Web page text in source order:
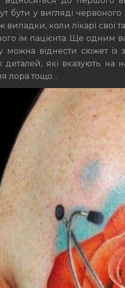
у вигляді червоного
випадки, коли лікарі
їм пацієнта. Ще одним
віднести сюжет із
деталей, які вказують
лора тощо…